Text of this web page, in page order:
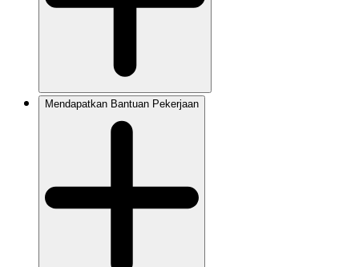
Mendapatkan Bantuan Pekerjaan